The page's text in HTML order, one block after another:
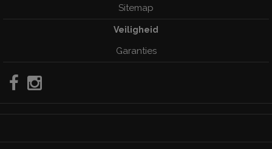
Sitemap
Veiligheid
Garanties